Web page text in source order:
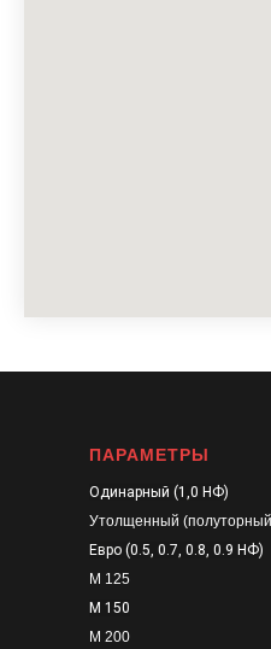
ПАРАМЕТРЫ
Одинарный (1,0 НФ)
Утолщенный
Евро (0.5, 0.7, 0.8, 0.9 НФ)
М 125
М 150
М 200